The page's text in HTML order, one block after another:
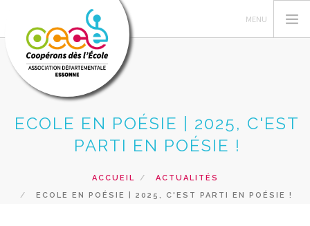
L'OCCE 91
ACTIONS PÉDAGOGIQUES
PRÊTS ET SERVICES
ECOLE EN POÉSIE | 2025, C'EST
PARTI EN POÉSIE !
ACCUEIL
ACTUALITÉS
ECOLE EN POÉSIE | 2025, C'EST PARTI EN POÉSIE !